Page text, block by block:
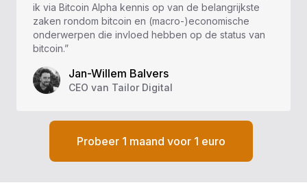
ik via Bitcoin Alpha kennis op van de belangrijkste
zaken rondom bitcoin en (macro-)economische
onderwerpen die invloed hebben op de status van
bitcoin.”
Jan-Willem Balvers
CEO van Tailor Digital
Probeer 1 maand voor 1 euro